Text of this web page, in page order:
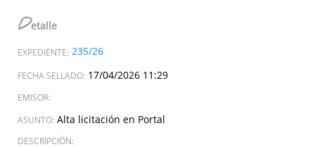
Detalle
EXPEDIENTE: 235/26
FECHA SELLADO: 17/04/2026 11:29
EMISOR:
ASUNTO: Alta licitación en Portal
DESCRIPCIÓN: